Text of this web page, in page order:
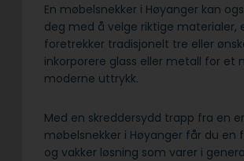
En møbelsnekker i Høyanger kan
deg med å velge riktige materialer,
foretrekker tradisjonelt tre eller
inkorporere glass eller metall for et
moderne uttrykk.
Med en skreddersydd trapp fra en
møbelsnekker i Høyanger får du en
og vakker løsning som varer i